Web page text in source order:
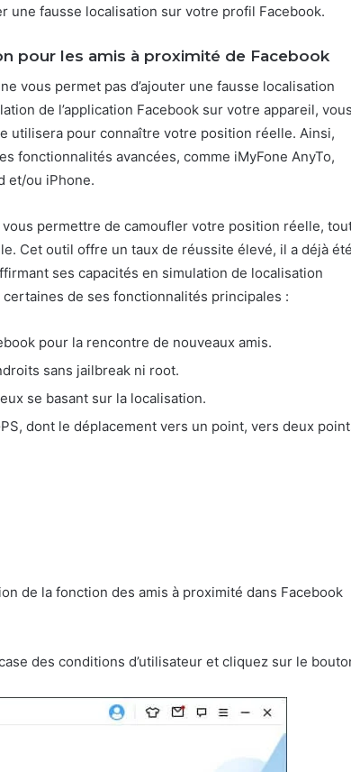
une fausse localisation sur votre profil Facebook.
pour les amis à proximité de Facebook
vous permet pas d’ajouter une fausse localisation
de l’application Facebook sur votre appareil, vous
utilisera pour connaître votre position réelle. Ainsi,
fonctionnalités avancées, comme iMyFone AnyTo,
et/ou iPhone.
permettre de camoufler votre position réelle,
Cet outil offre un taux de réussite élevé, il a déjà été
ses capacités en simulation de localisation
de ses fonctionnalités principales :
pour la rencontre de nouveaux amis.
sans jailbreak ni root.
se basant sur la localisation.
dont le déplacement vers un point, vers deux
de la fonction des amis à proximité dans Facebook
des conditions d’utilisateur et cliquez sur le